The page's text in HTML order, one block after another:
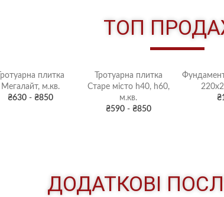
ТОП
Тротуарна плитка
Мегалайт, м.кв.
₴630 - ₴850
Тротуарна плитка
Старе місто h40, h60,
м.кв.
₴590 - ₴850
₴
ДОДАТКОВІ